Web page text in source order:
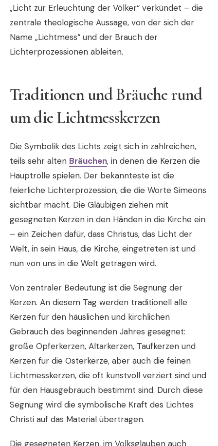
„Licht zur Erleuchtung der Völker“ verkündet – die
zentrale theologische Aussage, von der sich der
Name „Lichtmess“ und der Brauch der
Lichterprozessionen ableiten.
Traditionen und Bräuche rund
um die Lichtmesskerzen
Die Symbolik des Lichts zeigt sich in zahlreichen,
teils sehr alten Bräuchen, in denen die Kerzen die
Hauptrolle spielen. Der bekannteste ist die
feierliche Lichterprozession, die die Worte Simeons
sichtbar macht. Die Gläubigen ziehen mit
gesegneten Kerzen in den Händen in die Kirche ein
– ein Zeichen dafür, dass Christus, das Licht der
Welt, in sein Haus, die Kirche, eingetreten ist und
nun von uns in die Welt getragen wird.
Von zentraler Bedeutung ist die Segnung der
Kerzen. An diesem Tag werden traditionell alle
Kerzen für den häuslichen und kirchlichen
Gebrauch des beginnenden Jahres gesegnet:
große Opferkerzen, Altarkerzen, Taufkerzen und
Kerzen für die Osterkerze, aber auch die feinen
Lichtmesskerzen, die oft kunstvoll verziert sind und
für den Hausgebrauch bestimmt sind. Durch diese
Segnung wird die symbolische Kraft des Lichtes
Christi auf das Material übertragen.
Die gesegneten Kerzen, im Volksglauben auch